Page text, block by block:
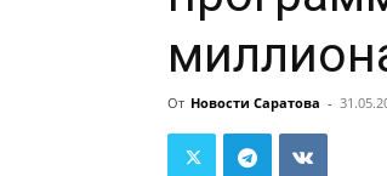
От Новости Саратова -